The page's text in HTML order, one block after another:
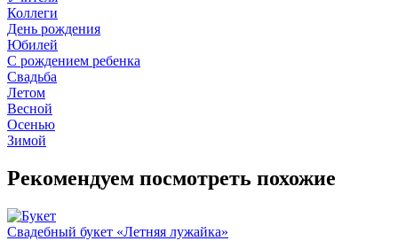
Коллеги
День рождения
Юбилей
С рождением ребенка
Свадьба
Летом
Весной
Осенью
Зимой
Рекомендуем посмотреть похожие
Свадебный букет «Летняя лужайка»